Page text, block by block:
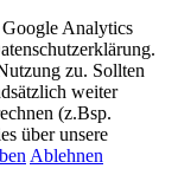
Analytics
zu. Sollten
weiter
(z.Bsp.
über unsere
Ablehnen